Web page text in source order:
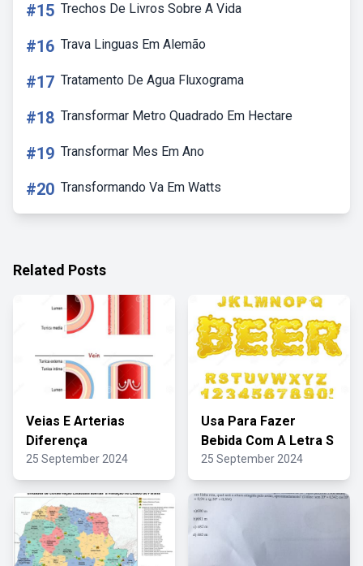
#15 Trechos De Livros Sobre A Vida
#16 Trava Linguas Em Alemão
#17 Tratamento De Agua Fluxograma
#18 Transformar Metro Quadrado Em Hectare
#19 Transformar Mes Em Ano
#20 Transformando Va Em Watts
Related Posts
Veias E Arterias
Diferença
25 September 2024
Usa Para Fazer
Bebida Com A Letra S
25 September 2024